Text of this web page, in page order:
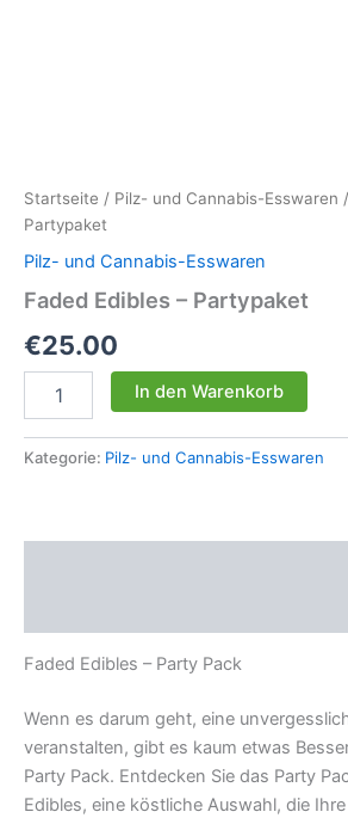
Startseite / Pilz- und Cannabis-Esswaren
Partypaket
Pilz- und Cannabis-Esswaren
Faded Edibles – Partypaket
€25.00
Edibles
Partypaket
In den Warenkorb
Kategorie: Pilz- und Cannabis-Esswaren
Faded Edibles – Party Pack
Wenn es darum geht, eine
veranstalten, gibt es kaum etwas
Party Pack. Entdecken Sie das Party
Edibles, eine köstliche Auswahl, die